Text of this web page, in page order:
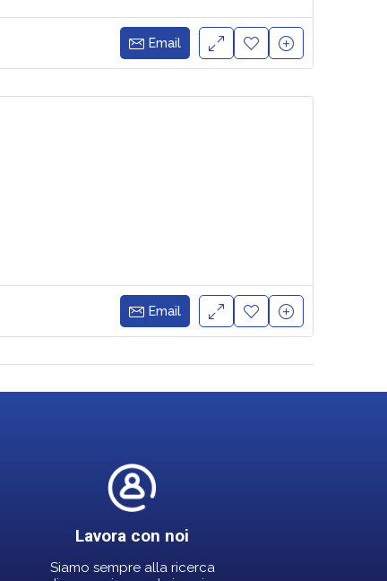
Email
Email
Lavora con noi
Siamo sempre alla ricerca